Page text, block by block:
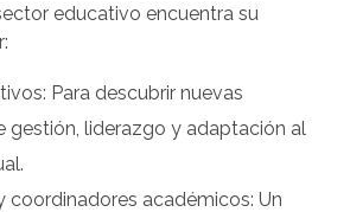
educativo encuentra su
Para descubrir nuevas
gestión, liderazgo y adaptación al
coordinadores académicos: Un